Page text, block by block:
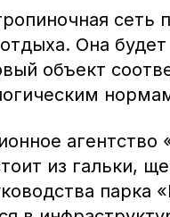
сеть
Она
объект
агентство
из гальки,
парка